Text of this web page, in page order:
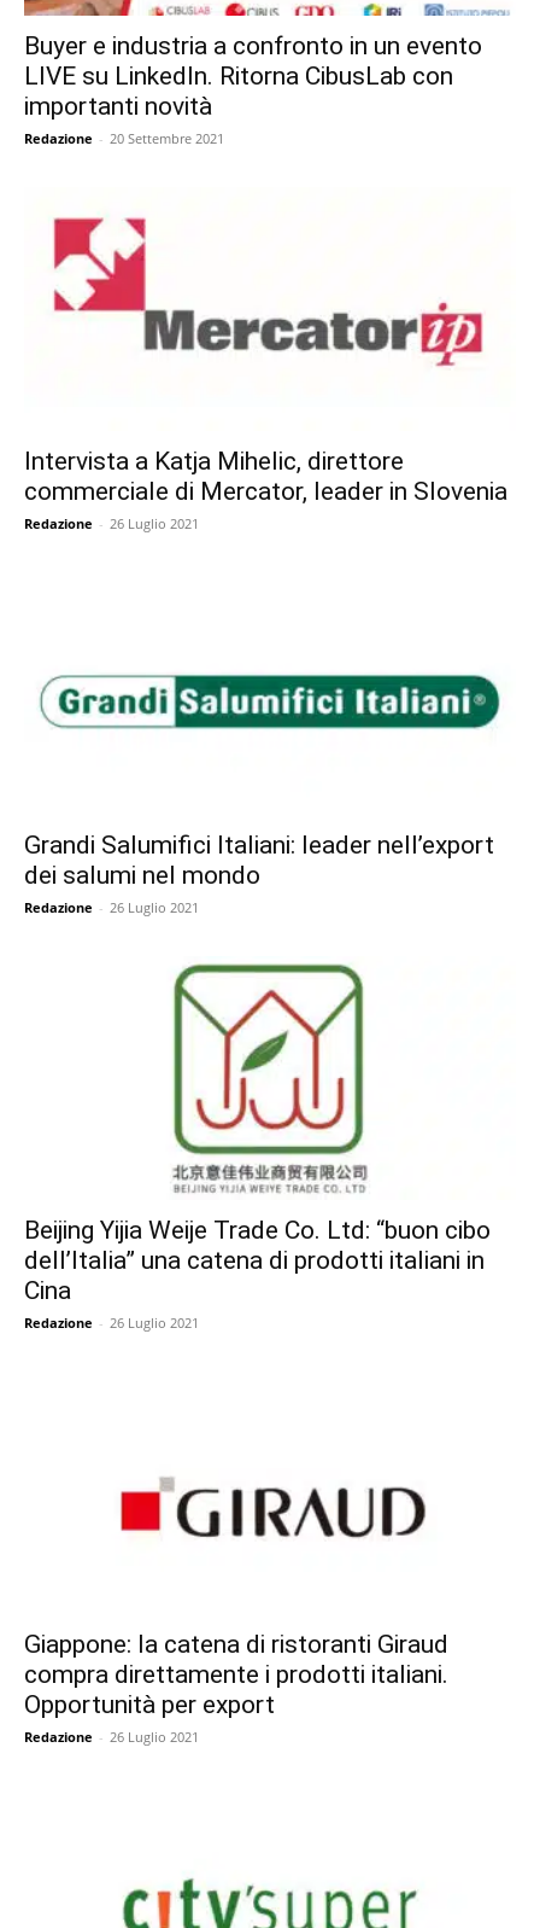
Buyer e industria a confronto in un evento
LIVE su LinkedIn. Ritorna CibusLab con
importanti novità
Redazione - 20 Settembre 2021
Intervista a Katja Mihelic, direttore
commerciale di Mercator, leader in Slovenia
Redazione - 26 Luglio 2021
Grandi Salumifici Italiani: leader nell’export
dei salumi nel mondo
Redazione - 26 Luglio 2021
Beijing Yijia Weije Trade Co. Ltd: “buon cibo
dell’Italia” una catena di prodotti italiani in
Cina
Redazione - 26 Luglio 2021
Giappone: la catena di ristoranti Giraud
compra direttamente i prodotti italiani.
Opportunità per export
Redazione - 26 Luglio 2021